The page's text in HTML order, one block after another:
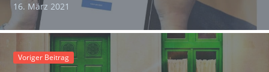
16. März 2021
Voriger Beitrag